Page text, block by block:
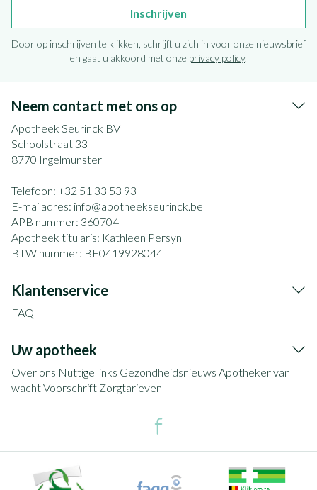
Inschrijven
Door op inschrijven te klikken, schrijft u zich in voor onze nieuwsbrief
en gaat u akkoord met onze privacy policy.
Neem contact met ons op
Apotheek Seurinck BV
Schoolstraat 33
8770 Ingelmunster
Telefoon: +32 51 33 53 93
E-mailadres: info@apotheekseurinck.be
APB nummer: 360704
Apotheek titularis: Kathleen Persyn
BTW nummer: BE0419928044
Klantenservice
FAQ
Uw apotheek
Over ons Nuttige links Gezondheidsnieuws Apotheker van
wachtVoorschrift Zorgtarieven